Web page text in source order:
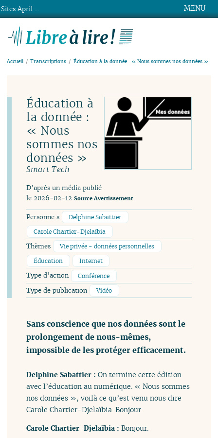
MENU
Accueil Transcriptions Éducation à la donnée : « Nous sommes nos données »
Éducation à
la donnée :
« Nous
sommes nos
données »
Smart Tech
D’après un média publié
le 2026-02-12 Source Avertissement
Personne·s
Delphine Sabattier
Carole Chartier-Djelaïbia
Thèmes
Vie privée - données personnelles
Éducation
Internet
Type d’action Conférence
Type de publication Vidéo
Sans conscience que nos données sont le
prolongement de nous-mêmes,
impossible de les protéger efficacement.
Delphine Sabattier :On termine cette édition
avec l’éducation au numérique. « Nous sommes
nos données », voilà ce qu’est venu nous dire
Carole Chartier-Djelaïbia. Bonjour.
Carole Chartier-Djelaïbia :Bonjour.
Sites April ...